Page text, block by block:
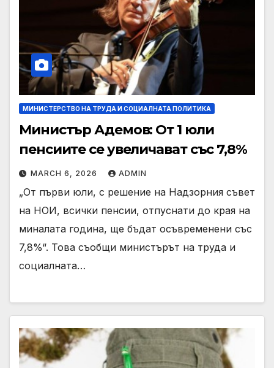
МИНИСТЕРСТВО НА ТРУДА И СОЦИАЛНАТА ПОЛИТИКА
Министър Адемов: От 1 юли
пенсиите се увеличават със 7,8%
MARCH 6, 2026 ADMIN
„От първи юли, с решение на Надзорния съвет
на НОИ, всички пенсии, отпуснати до края на
миналата година, ще бъдат осъвременени със
7,8%“. Това съобщи министърът на труда и
социалната…